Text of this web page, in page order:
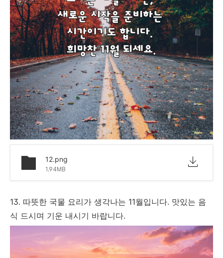
12.png
1.94MB
13. 따뜻한 국물 요리가 생각나는 11월입니다. 맛있는 음
식 드시며 기운 내시기 바랍니다.